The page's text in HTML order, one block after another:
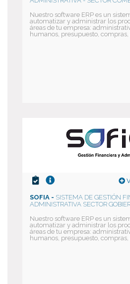
Nuestro software ERP es un
automatizar y administrar los
áreas de tu empresa:
humanos, presupuesto, compras,
SOFIA - SISTEMA DE GESTIÓN
ADMINISTRATIVA SECTOR
Nuestro software ERP es un
automatizar y administrar los
áreas de tu empresa:
humanos, presupuesto, compras,